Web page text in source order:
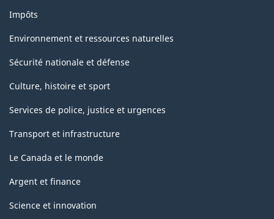
Impôts
Environnement et ressources naturelles
Sécurité nationale et défense
Culture, histoire et sport
Services de police, justice et urgences
Transport et infrastructure
Le Canada et le monde
Argent et finance
Science et innovation